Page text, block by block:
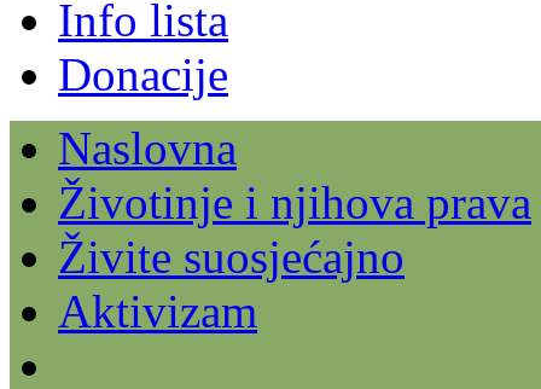
Info lista
Donacije
Naslovna
Životinje i njihova prava
Živite suosjećajno
Aktivizam